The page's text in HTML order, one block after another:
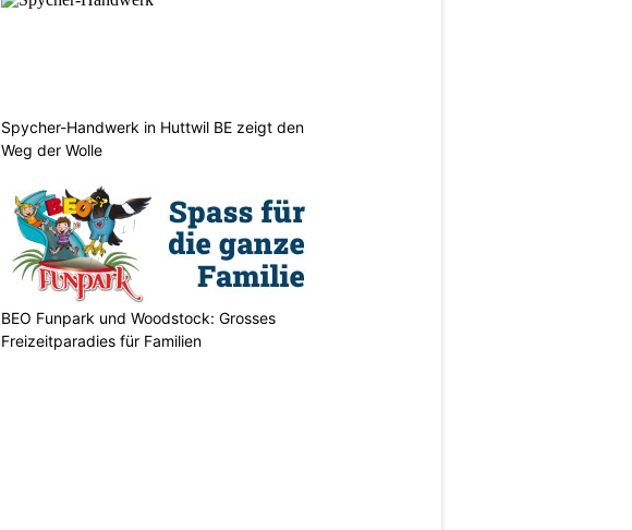
Spycher-Handwerk in Huttwil BE zeigt den
Weg der Wolle
BEO Funpark und Woodstock: Grosses
Freizeitparadies für Familien